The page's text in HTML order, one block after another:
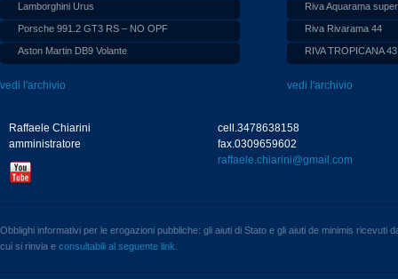
Lamborghini Urus
Porsche 991.2 GT3 RS – NO OPF
Aston Martin DB9 Volante
vedi l'archivio
Riva Aquarama super
Riva Rivarama 44
RIVA TROPICANA 43
vedi l'archivio
Raffaele Chiarini
amministratore
cell.3478638158
fax.0309659602
raffaele.chiarini@gmail.com
Obblighi informativi per le erogazioni pubbliche: gli aiuti di Stato e gli aiuti de minimis
cui si rinvia e consultabili al seguente link.